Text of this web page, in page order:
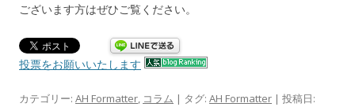
ございます方はぜひご覧ください。
投票をお願いいたします
カテゴリー: AH Formatter, コラム | タグ: AH Formatter | 投稿日: